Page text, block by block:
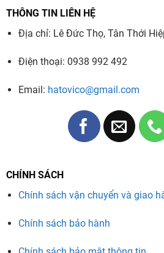
THÔNG TIN LIÊN HỆ
Địa chỉ: Lê Đức Thọ, Tân Thới
Điện thoại: 0938 992 492
Email: hatovico@gmail.com
CHÍNH SÁCH
Chính sách vận chuyển và giao
Chính sách bảo hành